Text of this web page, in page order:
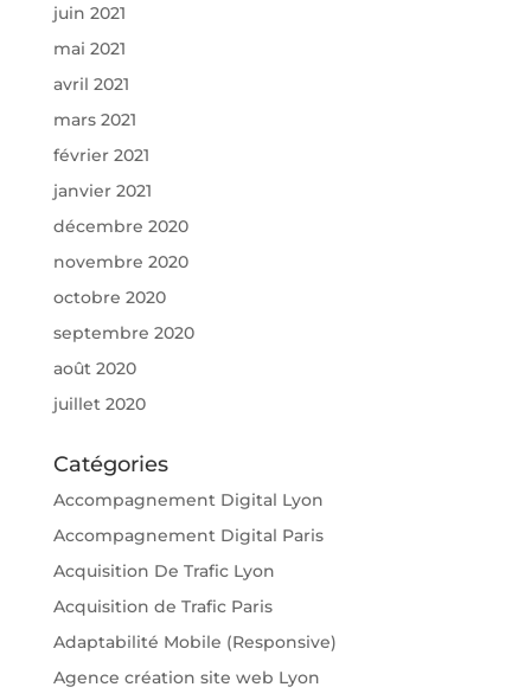
juin 2021
mai 2021
avril 2021
mars 2021
février 2021
janvier 2021
décembre 2020
novembre 2020
octobre 2020
septembre 2020
août 2020
juillet 2020
Catégories
Accompagnement Digital Lyon
Accompagnement Digital Paris
Acquisition De Trafic Lyon
Acquisition de Trafic Paris
Adaptabilité Mobile (Responsive)
Agence création site web Lyon